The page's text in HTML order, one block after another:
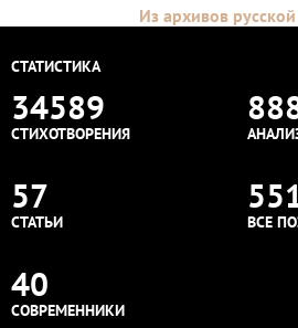
Из архивов
СТАТИСТИКА
34589
СТИХОТВОРЕНИЯ
57
СТАТЬИ ВСЕ
40
СОВРЕМЕННИКИ